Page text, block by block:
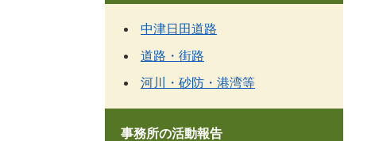
中津日田道路
道路・街路
河川・砂防・港湾等
事務所の活動報告